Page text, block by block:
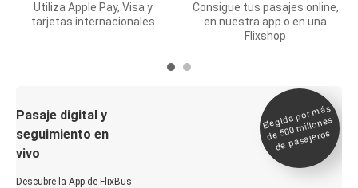
Utiliza Apple Pay, Visa y
tarjetas internacionales
Consigue tus pasajes online,
en nuestra app o en una
Flixshop
Pasaje digital y
seguimiento en
vivo
Descubre la App de FlixBus
Elegida por
más
de 500
millones
de pasajeros